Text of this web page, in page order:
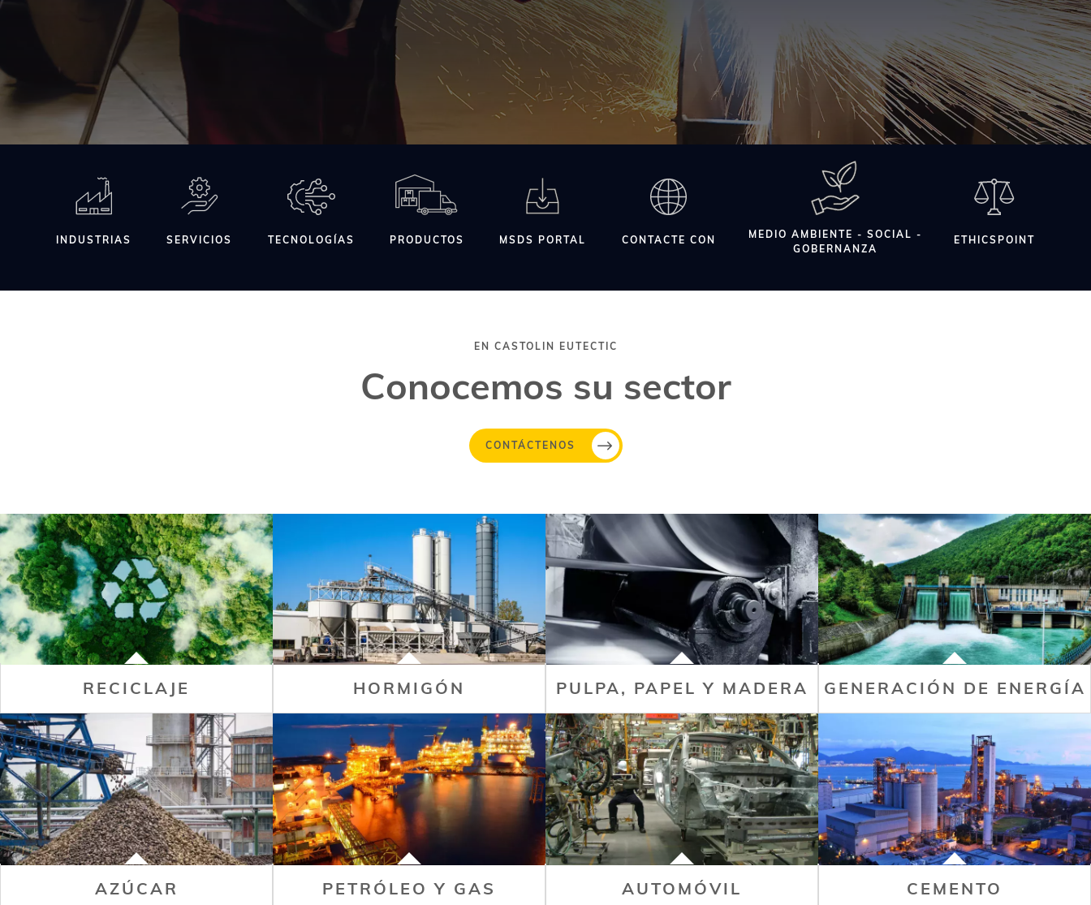
principal
INDUSTRIAS SERVICIOS TECNOLOGÍAS PRODUCTOS MSDS PORTAL CONTACTE CON
MEDIO AMBIENTE - SOCIAL -
GOBERNANZA
ETHICSPOINT
Conocemos su sector
EN CASTOLIN EUTECTIC
CONTÁCTENOS
RECICLAJE HORMIGÓN PULPA, PAPEL Y MADERA GENERACIÓN DE ENERGÍA
AZÚCAR PETRÓLEO Y GAS AUTOMÓVIL CEMENTO